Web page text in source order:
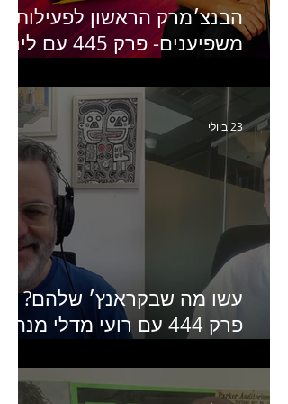
הבנצ׳מרק הראשון לפעילות
משפיענים- פרק 445 עם לינוי
Humanz ישראל
עשו מה שבקראנץ׳ שלהם?
פרק 444 עם רועי מדלי מנהל
האחרון של קראנץ׳
23 ביולי